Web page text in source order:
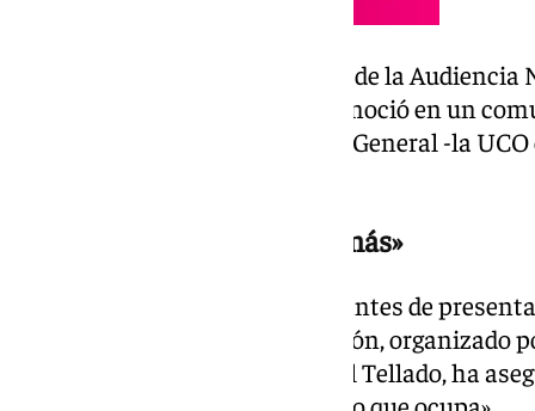
Tras el informe remitido al juez de la Audiencia
propia Mercedes González reconoció en un
ocasiones fuera de la Dirección General -la
«No puede seguir ni un día más»
En declaraciones a los medios antes de
presidente de Aragón, Jorge Azcón, organizado
secretario general del PP, Miguel Tellado, ha